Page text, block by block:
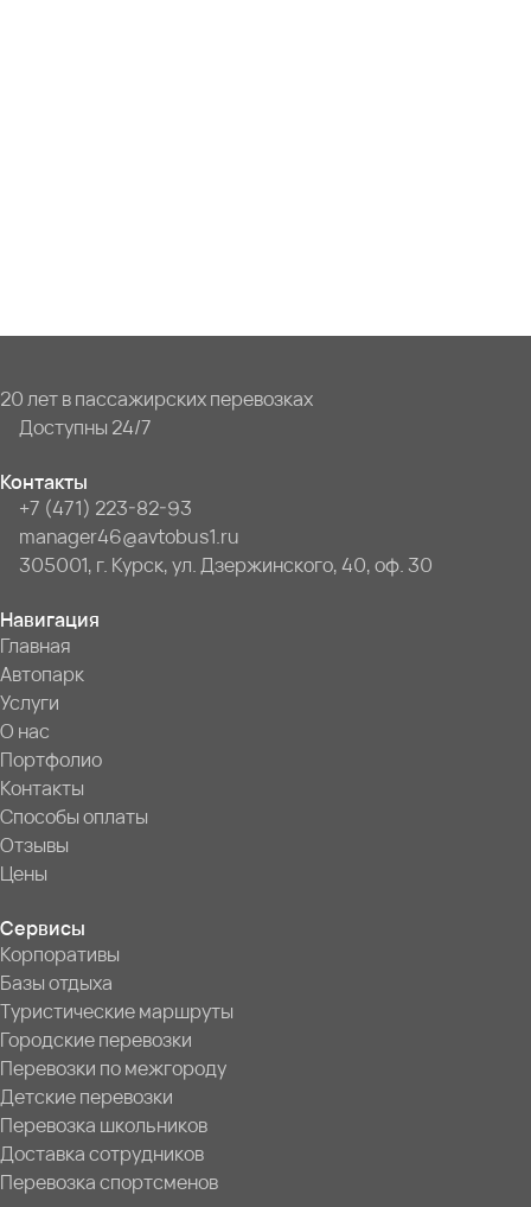
20 лет в пассажирских перевозках
Доступны 24/7
Контакты
+7 (471) 223-82-93
manager46@avtobus1.ru
305001, г. Курск, ул. Дзержинского, 40, оф. 30
Навигация
Главная
Автопарк
Услуги
О нас
Портфолио
Контакты
Способы оплаты
Отзывы
Цены
Сервисы
Корпоративы
Базы отдыха
Туристические маршруты
Городские перевозки
Перевозки по межгороду
Детские перевозки
Перевозка школьников
Доставка сотрудников
Перевозка спортсменов